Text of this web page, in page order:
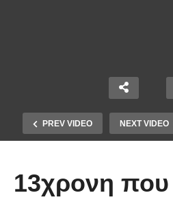
PREV VIDEO NEXT VIDEO
13χρονη που